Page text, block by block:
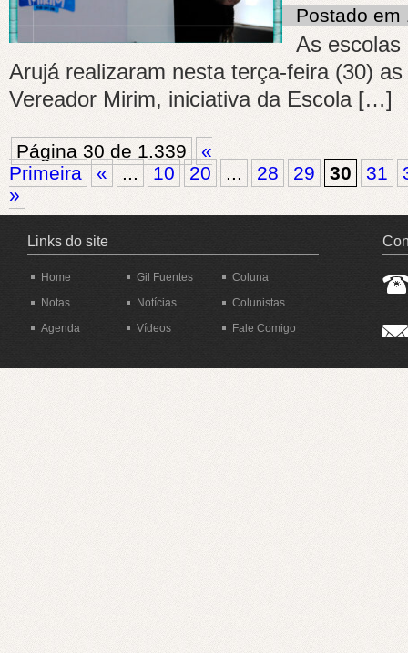
Postado em
As escolas
Arujá realizaram nesta terça-feira (30)
Vereador Mirim, iniciativa da Escola […]
Página 30 de 1.339
«
Primeira
« ... 10 20 ... 28 29 30 31
»
Links do site
Home Gil Fuentes
Coluna
Notas
Notícias
Colunistas
Agenda
Vídeos Fale Comigo